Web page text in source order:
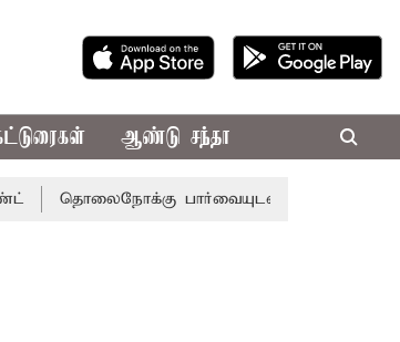
ஆண்டு சந்தா
பார்வையுடன் கூடிய வேளாண்